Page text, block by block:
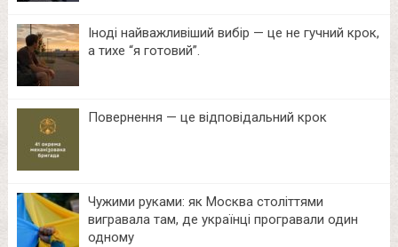
Іноді найважливіший вибір — це не гучний крок,
а тихе “я готовий”.
Повернення — це відповідальний крок
Чужими руками: як Москва століттями
вигравала там, де українці програвали один
одному